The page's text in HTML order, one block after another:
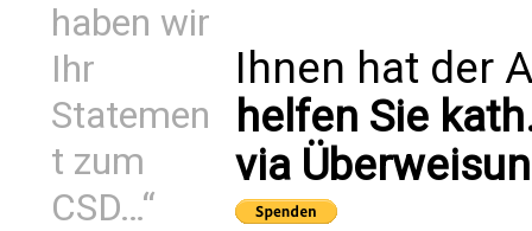
haben wir
Ihr
Statemen
t zum
CSD…“
Ihnen hat der
helfen Sie
via